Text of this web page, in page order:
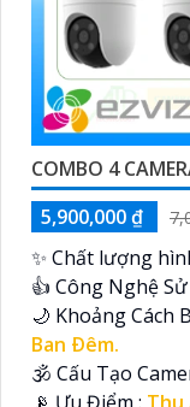
COMBO 4
5,900,000 ₫
✨ Chất lượng
👍 Công Nghệ
🌙 Khoảng Cách
Ban Ðêm.
🕉️ Cấu Tạo